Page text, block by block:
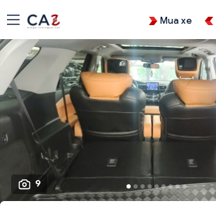
Mua xe
9